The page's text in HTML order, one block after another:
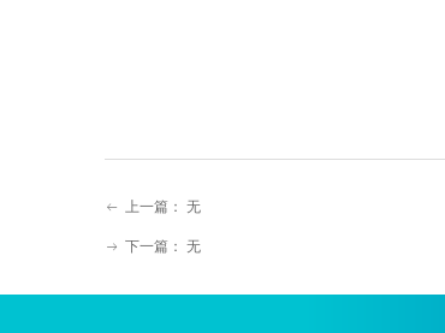
ꂃ 上一篇： 无
ꁹ 下一篇： 无